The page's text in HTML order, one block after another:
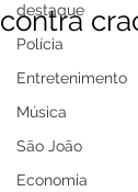
destaque
Polícia
Entretenimento
Música
São João
Economia
contra